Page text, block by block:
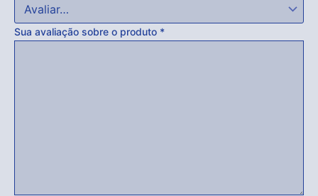
Sua avaliação sobre o produto *